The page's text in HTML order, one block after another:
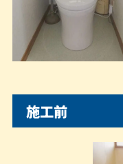
施工前